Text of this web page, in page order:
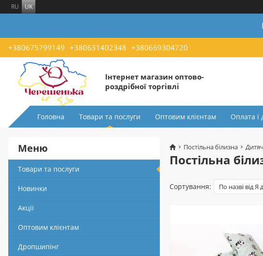
RU UK
+380675799149 +380631402348 +380669304720
Інтернет магазин оптово-
роздрібної торгівлі
Головна Товари та послуги Оптовим клієнтам Оплата і
Постільна білизна
Постільна
Сортування:
Меню
Товари та послуги
Новинки
Акції
Оптовим клієнтам
Дропшипінг